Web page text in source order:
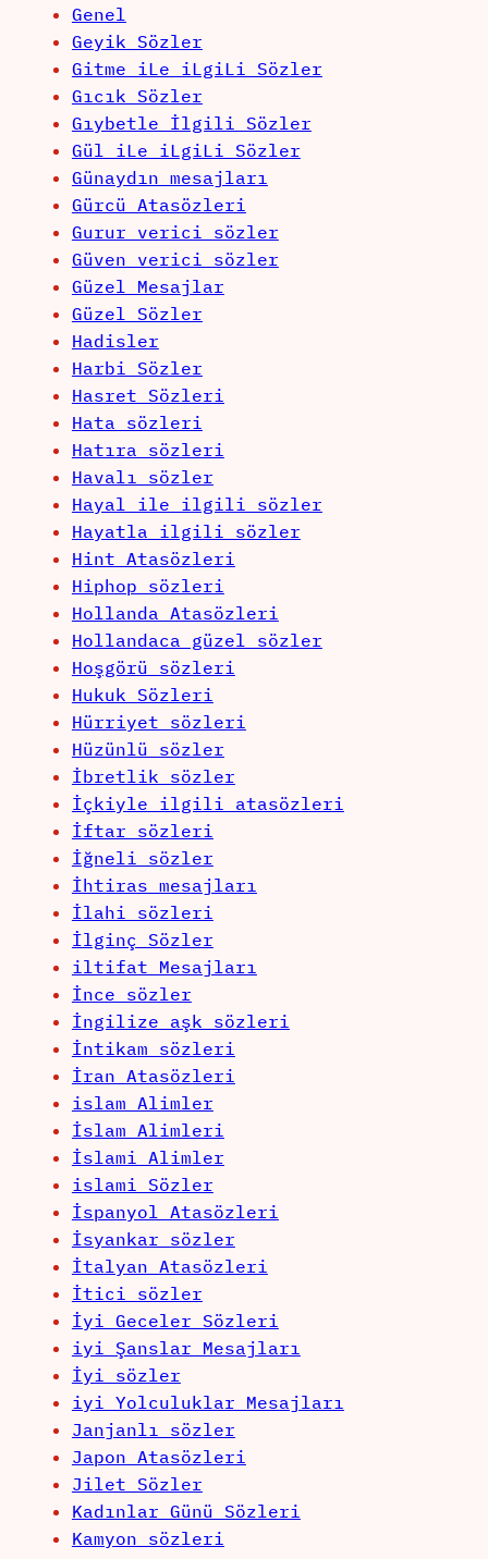
Genel
Geyik Sözler
Gitme iLe iLgiLi Sözler
Gıcık Sözler
Gıybetle İlgili Sözler
Gül iLe iLgiLi Sözler
Günaydın mesajları
Gürcü Atasözleri
Gurur verici sözler
Güven verici sözler
Güzel Mesajlar
Güzel Sözler
Hadisler
Harbi Sözler
Hasret Sözleri
Hata sözleri
Hatıra sözleri
Havalı sözler
Hayal ile ilgili sözler
Hayatla ilgili sözler
Hint Atasözleri
Hiphop sözleri
Hollanda Atasözleri
Hollandaca güzel sözler
Hoşgörü sözleri
Hukuk Sözleri
Hürriyet sözleri
Hüzünlü sözler
İbretlik sözler
İçkiyle ilgili atasözleri
İftar sözleri
İğneli sözler
İhtiras mesajları
İlahi sözleri
İlginç Sözler
iltifat Mesajları
İnce sözler
İngilize aşk sözleri
İntikam sözleri
İran Atasözleri
islam Alimler
İslam Alimleri
İslami Alimler
islami Sözler
İspanyol Atasözleri
İsyankar sözler
İtalyan Atasözleri
İtici sözler
İyi Geceler Sözleri
iyi Şanslar Mesajları
İyi sözler
iyi Yolculuklar Mesajları
Janjanlı sözler
Japon Atasözleri
Jilet Sözler
Kadınlar Günü Sözleri
Kamyon sözleri